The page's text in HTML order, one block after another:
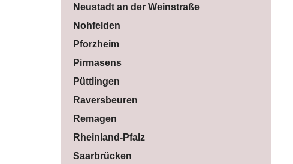
Neustadt an der Weinstraße
Nohfelden
Pforzheim
Pirmasens
Püttlingen
Raversbeuren
Remagen
Rheinland-Pfalz
Saarbrücken